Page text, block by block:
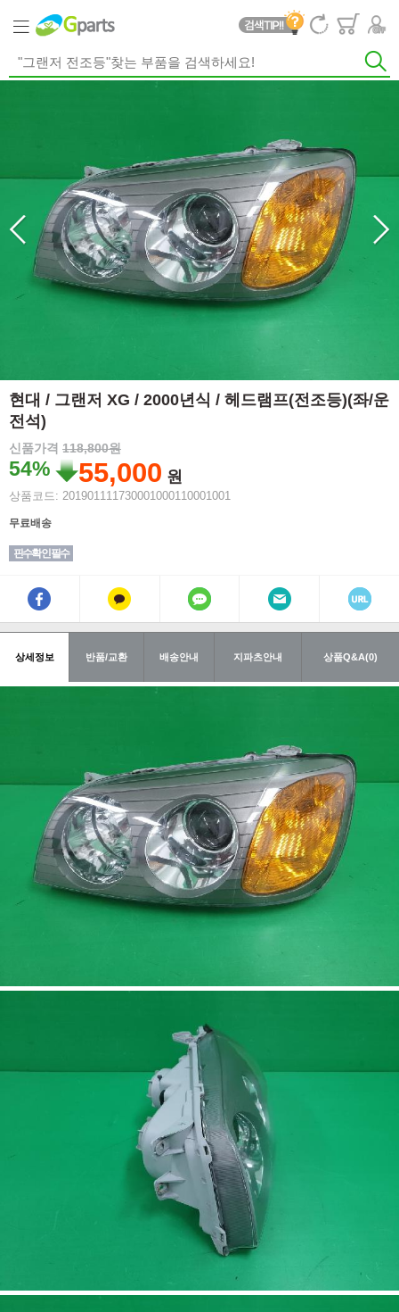
현대 / 그랜저 XG / 2000년식 / 헤드램프(전조등)(좌/운
전석)
신품가격 118,800원
54% 55,000 원
상품코드: 201901111730001000110001001
무료배송
핀수확인 필수
상세정보 반품/교환 배송안내 지파츠안내 상품Q&A(0)